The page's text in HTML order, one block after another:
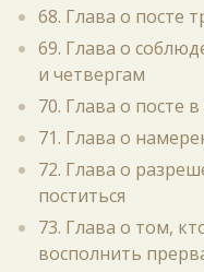
68. Глава о посте
69. Глава о
и четвергам
70. Глава о посте
71. Глава о
72. Глава о
поститься
73. Глава о том,
восполнить